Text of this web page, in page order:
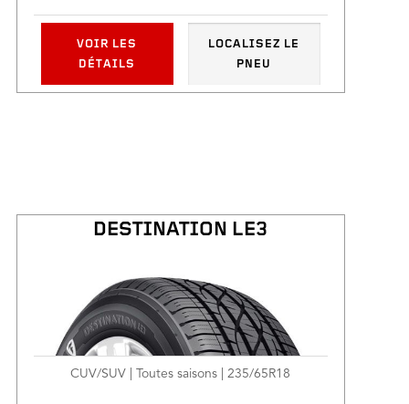
VOIR LES
DÉTAILS
LOCALISEZ LE
PNEU
DESTINATION LE3
CUV/SUV | Toutes saisons | 235/65R18